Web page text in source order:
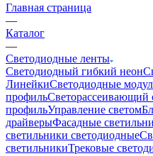
Главная страница
—
Каталог
—
Светодиодные ленты
Светодиодный гибкий неон
ЛинейкиСветодиодные
профильСветорассеивающий
профильУправление светом
драйверыФасадные
светильники светодиодные
светильникиТрековые